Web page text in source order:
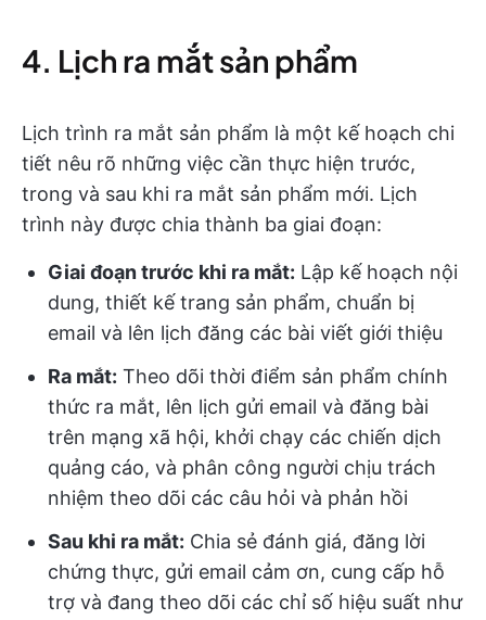
4. Lịch ra mắt sản phẩm
Lịch trình ra mắt sản phẩm là một kế hoạch chi
tiết nêu rõ những việc cần thực hiện trước,
trong và sau khi ra mắt sản phẩm mới. Lịch
trình này được chia thành ba giai đoạn:
Giai đoạn trước khi ra mắt: Lập kế hoạch nội
dung, thiết kế trang sản phẩm, chuẩn bị
email và lên lịch đăng các bài viết giới thiệu
Ra mắt: Theo dõi thời điểm sản phẩm chính
thức ra mắt, lên lịch gửi email và đăng bài
trên mạng xã hội, khởi chạy các chiến dịch
quảng cáo, và phân công người chịu trách
nhiệm theo dõi các câu hỏi và phản hồi
Sau khi ra mắt: Chia sẻ đánh giá, đăng lời
chứng thực, gửi email cảm ơn, cung cấp hỗ
trợ và đang theo dõi các chỉ số hiệu suất như